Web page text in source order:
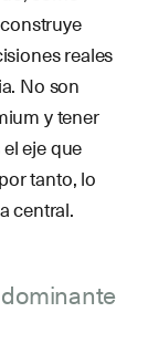
reales
No son
y tener
eje que
tanto, lo
central.